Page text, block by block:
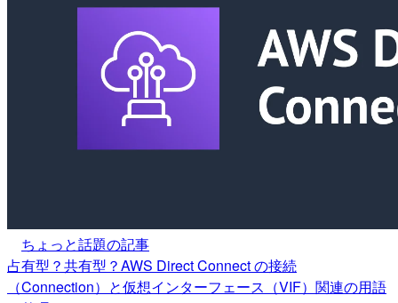
ちょっと話題の記事
占有型？共有型？AWS Direct Connect の接続
（Connection）と仮想インターフェース（VIF）関連の用語